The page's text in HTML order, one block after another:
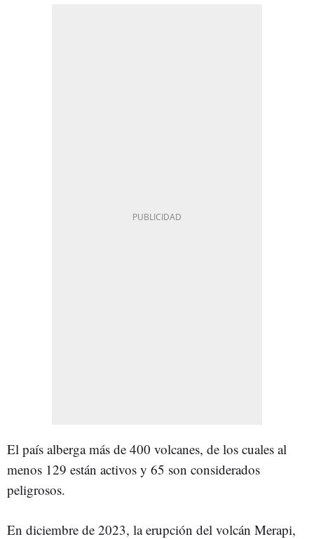
El país alberga más de 400 volcanes, de los cuales al
menos 129 están activos y 65 son considerados
peligrosos.
En diciembre de 2023, la erupción del volcán Merapi,